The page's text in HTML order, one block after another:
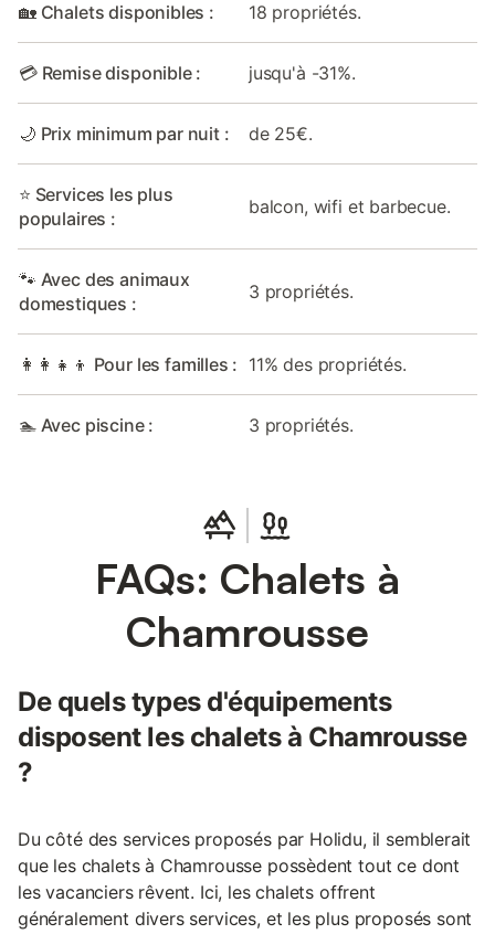
🏡 Chalets disponibles : 18 propriétés.
💳 Remise disponible : jusqu'à -31%.
🌙 Prix minimum par nuit : de 25€.
⭐ Services les plus
populaires :
balcon, wifi et barbecue.
🐾 Avec des animaux
domestiques :
3 propriétés.
👩‍👩‍👧‍👦 Pour les familles : 11% des propriétés.
🏊 Avec piscine : 3 propriétés.
FAQs: Chalets à
Chamrousse
De quels types d'équipements
disposent les chalets à Chamrousse
?
Du côté des services proposés par Holidu, il semblerait
que les chalets à Chamrousse possèdent tout ce dont
les vacanciers rêvent. Ici, les chalets offrent
généralement divers services, et les plus proposés sont